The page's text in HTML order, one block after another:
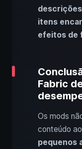
itens
efeitos de
Fabric
Os mods
conteúdo
pequenos